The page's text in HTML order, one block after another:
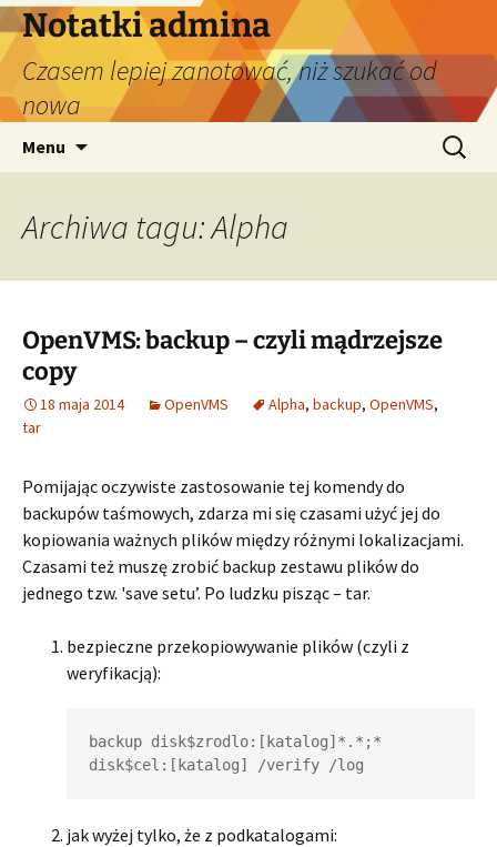
Przejdź
do
treści
Notatki admina
Czasem lepiej zanotować, niż szukać od
nowa
Menu Szukaj:
Archiwa tagu: Alpha
OpenVMS: backup – czyli mądrzejsze
copy
18 maja 2014 OpenVMS Alpha, backup, OpenVMS,
tar
Pomijając oczywiste zastosowanie tej komendy do
backupów taśmowych, zdarza mi się czasami użyć jej do
kopiowania ważnych plików między różnymi lokalizacjami.
Czasami też muszę zrobić backup zestawu plików do
jednego tzw. 'save setu’. Po ludzku pisząc – tar.
bezpieczne przekopiowywanie plików (czyli z
weryfikacją):
backup disk$zrodlo:[katalog]*.*;*
jak wyżej tylko, że z podkatalogami: